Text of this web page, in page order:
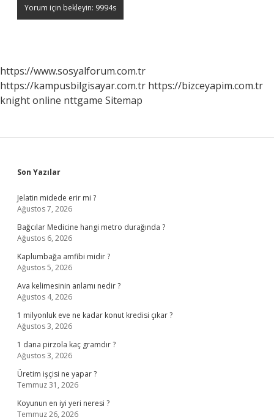
https://www.sosyalforum.com.tr
https://kampusbilgisayar.com.tr https://bizceyapim.com.tr
knight online nttgame Sitemap
Sidebar
Son Yazılar
Jelatin midede erir mi ?
Ağustos 7, 2026
Bağcılar Medicine hangi metro durağında ?
Ağustos 6, 2026
Kaplumbağa amfibi midir ?
Ağustos 5, 2026
Ava kelimesinin anlamı nedir ?
Ağustos 4, 2026
1 milyonluk eve ne kadar konut kredisi çıkar ?
Ağustos 3, 2026
1 dana pirzola kaç gramdır ?
Ağustos 3, 2026
Üretim işçisi ne yapar ?
Temmuz 31, 2026
Koyunun en iyi yeri neresi ?
Temmuz 26, 2026